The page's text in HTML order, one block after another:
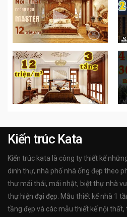
Kiến trúc Kata
Kiến trúc kata là công ty thiết kế
dinh thự, nhà phố nhà ống đẹp theo
thự mái thái, mái nhật, biệt thự nhà
thự hiện đại đẹp. Mẫu thiết kế nhà 1
tầng đẹp và các mẫu thiết kế nội thất,